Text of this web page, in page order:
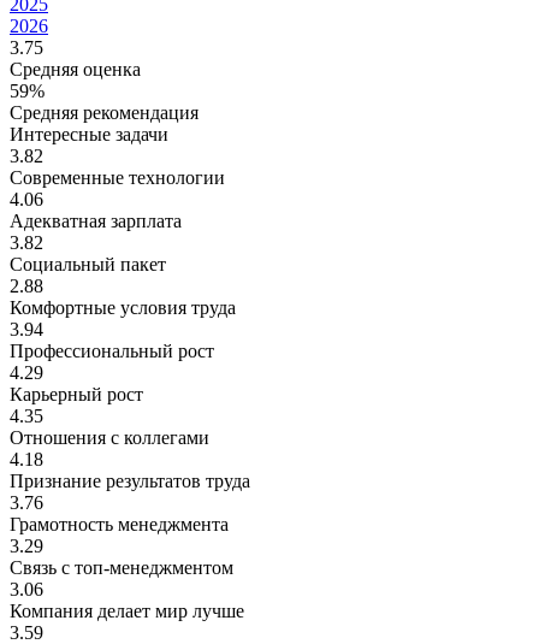
2026
3.75
Средняя оценка
59%
Средняя рекомендация
Интересные задачи
3.82
Современные технологии
4.06
Адекватная зарплата
3.82
Социальный пакет
2.88
Комфортные условия труда
3.94
Профессиональный рост
4.29
Карьерный рост
4.35
Отношения с коллегами
4.18
Признание результатов труда
3.76
Грамотность менеджмента
3.29
Связь с топ-менеджментом
3.06
Компания делает мир лучше
3.59